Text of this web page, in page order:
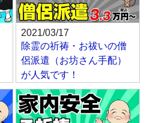
2021/03/17
除霊の祈祷・お祓いの僧
侶派遣（お坊さん手配）
が人気です！